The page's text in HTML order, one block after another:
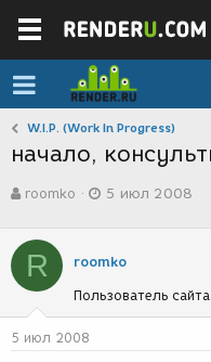
W.I.P. (Work In Progress)
начало,
в
о
р
т
е
м
ы
roomko
а
с
з
д
5 июл 2008
R roomko
Пользователь сайта
5 июл 2008